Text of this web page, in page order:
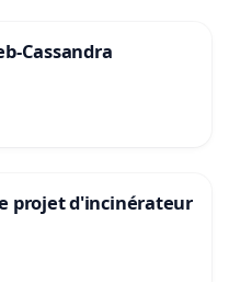
Cassandra
projet d'incinérateur